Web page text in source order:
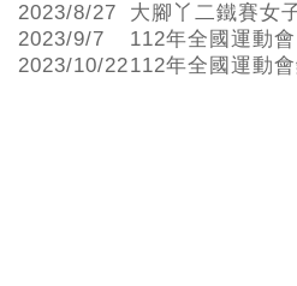
2023/8/27
大腳丫二鐵賽女
2023/9/7
112年全國運動
2023/10/22112年全國運動